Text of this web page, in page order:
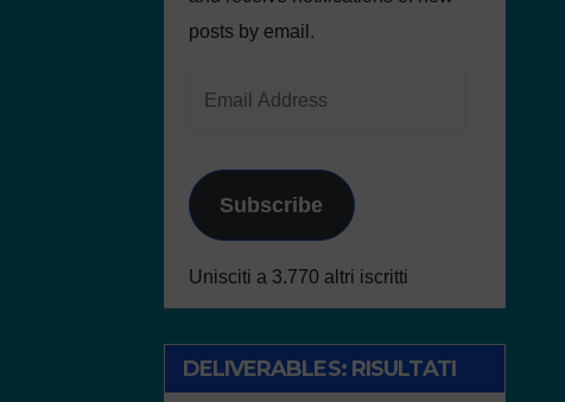
posts by email.
Subscribe
Unisciti a 3.770 altri iscritti
DELIVERABLES: RISULTATI